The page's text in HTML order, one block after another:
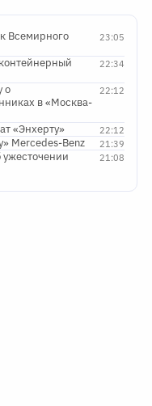
23:05
Всемирного
22:34
22:12
о
в «Москва-
22:12
«Энхерту»
21:39
Mercedes-Benz
21:08